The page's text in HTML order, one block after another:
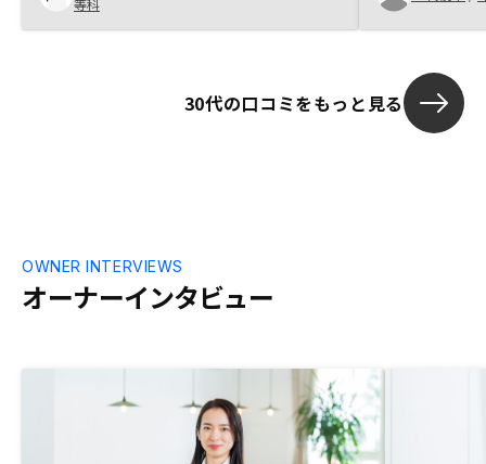
るというのもとても魅力的です。 エージ
ェントの方のフォローが、もう少し丁寧で
等科
管理の下で安
売却もしくは
れた担当営業
契約すること
る方は話を聞
30代の口コミをもっと見る
オーナーインタビュー
OWNER INTERVIEWS